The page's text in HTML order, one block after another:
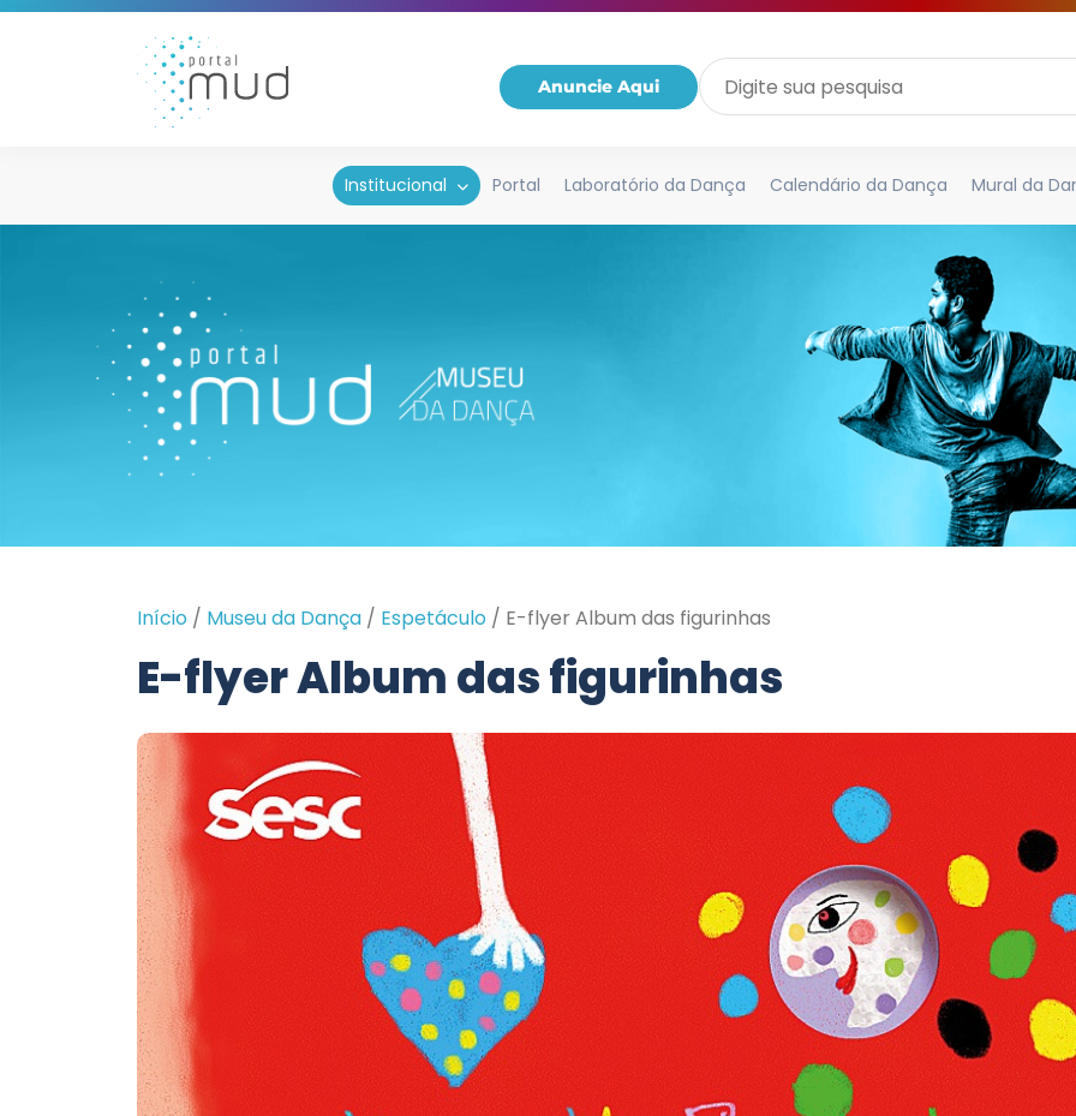
Anuncie Aqui
Institucional Portal Laboratório da Dança Calendário da Dança Mural da
Início / Museu da Dança / Espetáculo / E-flyer Album das figurinhas
E-flyer Album das figurinhas